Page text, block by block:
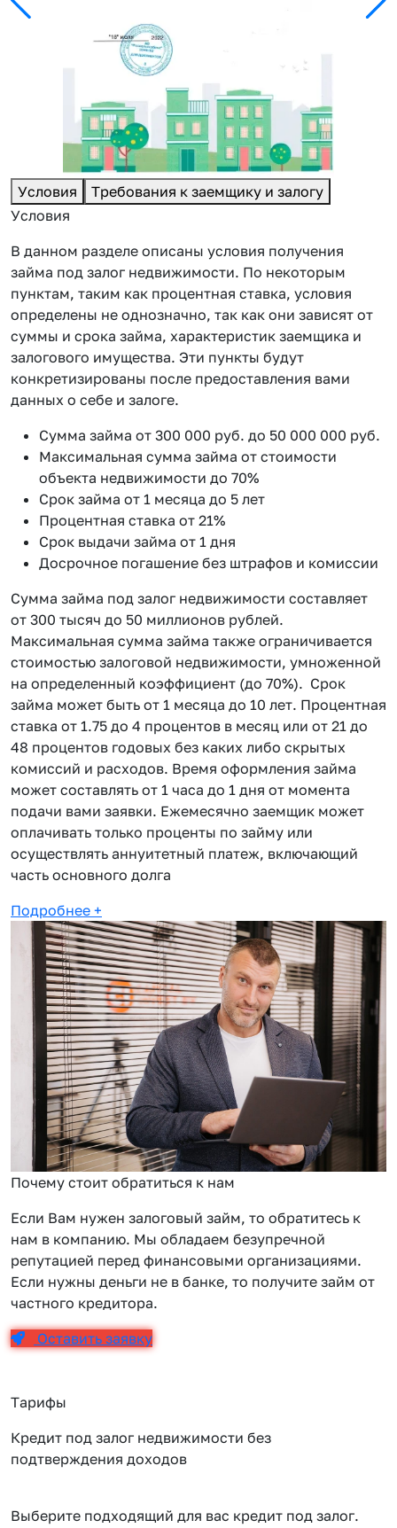
Условия
Требования к заемщику и залогу
Условия
В данном разделе описаны условия получения
займа под залог недвижимости. По некоторым
пунктам, таким как процентная ставка, условия
определены не однозначно, так как они зависят от
суммы и срока займа, характеристик заемщика и
залогового имущества. Эти пункты будут
конкретизированы после предоставления вами
данных о себе и залоге.
Сумма займа от 300 000 руб. до 50 000 000 руб.
Максимальная сумма займа от стоимости
объекта недвижимости до 70%
Срок займа от 1 месяца до 5 лет
Процентная ставка от 21%
Срок выдачи займа от 1 дня
Досрочное погашение без штрафов и комиссии
Сумма займа под залог недвижимости составляет
от 300 тысяч до 50 миллионов рублей.
Максимальная сумма займа также ограничивается
стоимостью залоговой недвижимости, умноженной
на определенный коэффициент (до 70%). Срок
займа может быть от 1 месяца до 10 лет. Процентная
ставка от 1.75 до 4 процентов в месяц или от 21 до
48 процентов годовых без каких либо скрытых
комиссий и расходов. Время оформления займа
может составлять от 1 часа до 1 дня от момента
подачи вами заявки. Ежемесячно заемщик может
оплачивать только проценты по займу или
осуществлять аннуитетный платеж, включающий
часть основного долга
Подробнее +
Почему стоит обратиться к нам
Если Вам нужен залоговый займ, то обратитесь к
нам в компанию. Мы обладаем безупречной
репутацией перед финансовыми организациями.
Если нужны деньги не в банке, то получите займ от
частного кредитора.
Оставить заявку
Тарифы
Кредит под залог недвижимости без
подтверждения доходов
Выберите подходящий для вас кредит под залог.